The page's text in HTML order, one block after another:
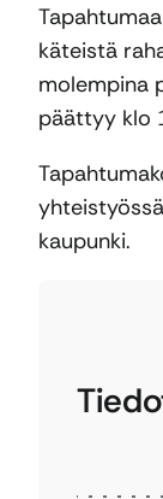
käteistä
molempina
päättyy klo
kaupunki.